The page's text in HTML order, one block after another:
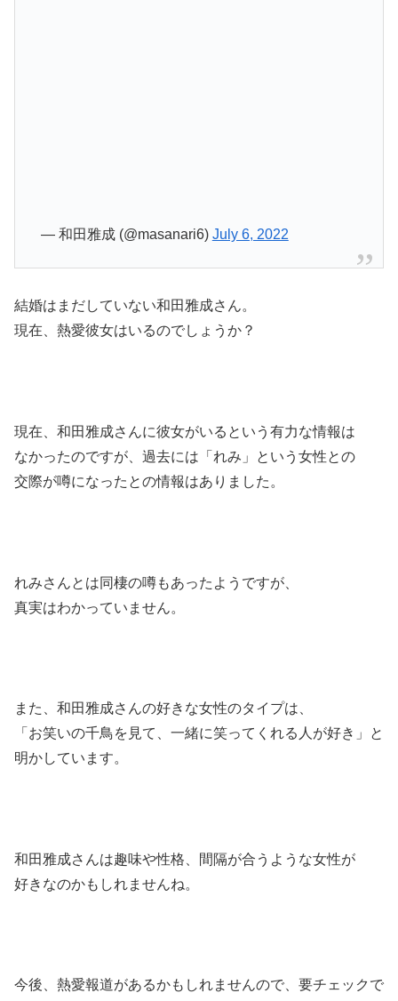
— 和田雅成 (@masanari6) July 6, 2022
結婚はまだしていない和田雅成さん。
現在、熱愛彼女はいるのでしょうか？
現在、和田雅成さんに彼女がいるという有力な情報は
なかったのですが、過去には「れみ」という女性との
交際が噂になったとの情報はありました。
れみさんとは同棲の噂もあったようですが、
真実はわかっていません。
また、和田雅成さんの好きな女性のタイプは、
「お笑いの千鳥を見て、一緒に笑ってくれる人が好き」と
明かしています。
和田雅成さんは趣味や性格、間隔が合うような女性が
好きなのかもしれませんね。
今後、熱愛報道があるかもしれませんので、要チェックで